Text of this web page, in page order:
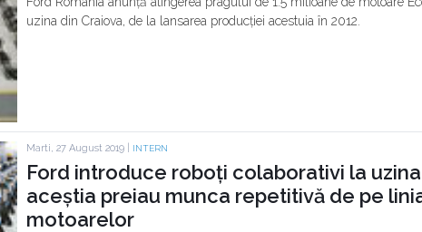
uzina din Craiova, de la lansarea producției acestuia în 2012.
Marti, 27 August 2019 | INTERN
Ford introduce roboți colaborativi la
aceștia preiau munca repetitivă de pe
motoarelor